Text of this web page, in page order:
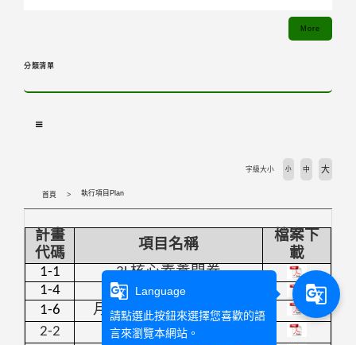
More
分類清單
首頁 執行項目Plan
字級大小 小 中 大
計畫
代碼
項目名稱
檔案下
載
1-1
3L核心素養問卷
1-4
靈性課程工作坊
1-6
月桂工作坊及月桂講堂
2-2
教友青年移動
g_translate
Language
請點選此按鈕來選擇您喜歡的語
言來瀏覽本網站。
g_translate